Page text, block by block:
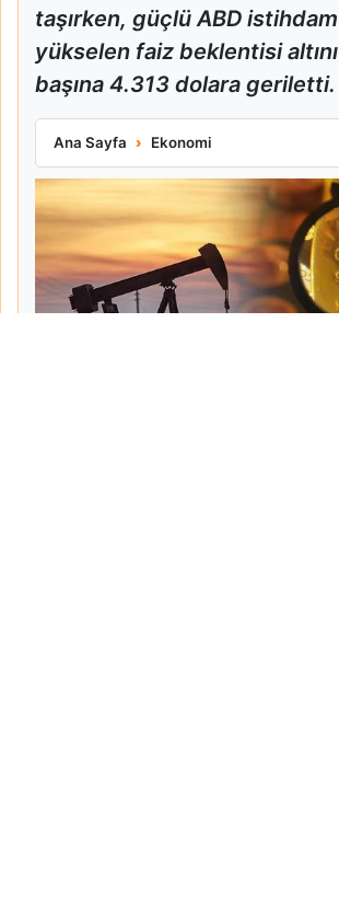
taşırken, güçlü ABD
yükselen faiz beklentisi
başına 4.313 dolara geriletti.
Ana Sayfa Ekonomi
Orta Doğu Gerilimi Petrolü Yükseltti